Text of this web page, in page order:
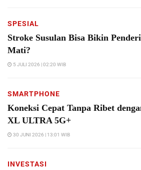
SPESIAL
Stroke Susulan Bisa Bikin
Mati?
5 JULI 2026 | 02:20 WIB
SMARTPHONE
Koneksi Cepat Tanpa Ribet
XL ULTRA 5G+
30 JUNI 2026 | 13:01 WIB
INVESTASI